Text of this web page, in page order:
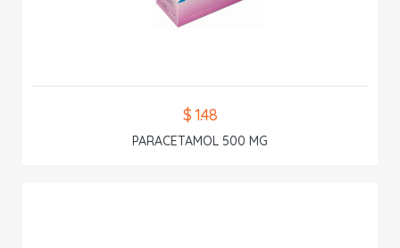
$ 1.48
PARACETAMOL 500 MG